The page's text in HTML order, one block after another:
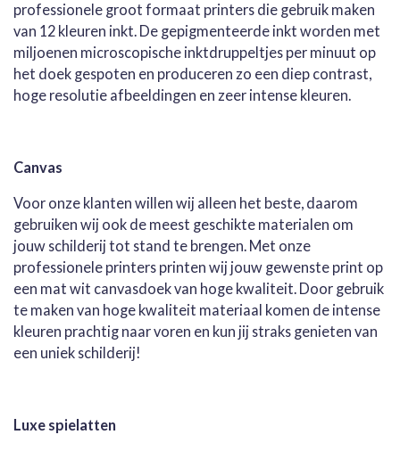
professionele groot formaat printers die gebruik maken
van 12 kleuren inkt. De gepigmenteerde inkt worden met
miljoenen microscopische inktdruppeltjes per minuut op
het doek gespoten en produceren zo een diep contrast,
hoge resolutie afbeeldingen en zeer intense kleuren.
Canvas
Voor onze klanten willen wij alleen het beste, daarom
gebruiken wij ook de meest geschikte materialen om
jouw schilderij tot stand te brengen. Met onze
professionele printers printen wij jouw gewenste print op
een mat wit canvasdoek van hoge kwaliteit. Door gebruik
te maken van hoge kwaliteit materiaal komen de intense
kleuren prachtig naar voren en kun jij straks genieten van
een uniek schilderij!
Luxe spielatten